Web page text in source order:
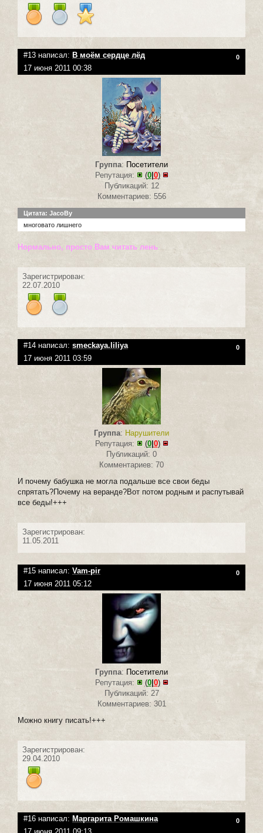
#13 написал: В моём сердце лёд 0
17 июня 2011 00:38
Группа: Посетители
Репутация:
(0| 0)
Публикаций: 12
Комментариев: 556
Цитата: JacoBy
многовато лишнего
Нормально, просто Вам читать лень
Зарегистрирован:
22.07.2010
#14 написал: smeckaya.liliya 0
17 июня 2011 03:59
Группа: Нарушители
Репутация:
(0| 0)
Публикаций: 0
Комментариев: 70
И почему бабушка не могла подальше все свои беды
спрятать?Почему на веранде?Вот потом родным и распутывай
все беды!+++
Зарегистрирован:
11.05.2011
#15 написал: Vam-pir 0
17 июня 2011 05:12
Группа: Посетители
Репутация:
(0|0)
Публикаций: 27
Комментариев: 301
Можно книгу писать!+++
Зарегистрирован:
29.04.2010
#16 написал: Маргарита Ромашкина 0